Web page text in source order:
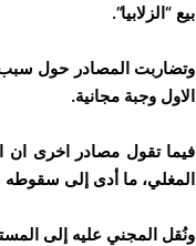
بيع “الزلابيا”.
وتضاربتالمصادر حول سبب
الاول وجبة مجانية.
فيما تقول مصادر اخرى ان
المغلي، ما أدى إلى سقوطه
ونُقل المجني عليه إلى